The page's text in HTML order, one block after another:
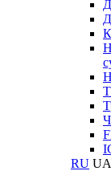
RU UA